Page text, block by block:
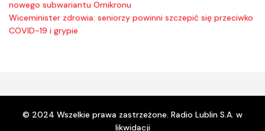
nowego subwariantu Omikronu
Wiceminister zdrowia: seniorzy powinni szczepić się przeciwko
COVID-19 i grypie
© 2024 Wszelkie prawa zastrzeżone. Radio Lublin S.A. w
likwidacji